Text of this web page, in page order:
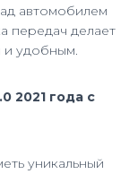
автомобилем
передач делает
и удобным.
2021 года с
уникальный